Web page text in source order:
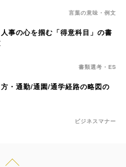
言葉の意味・例文
人事の心を掴む「得意科目」の書
書類選考・ES
・通勤/通園/通学経路の略図の
ビジネスマナー